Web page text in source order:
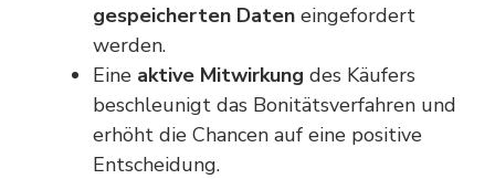
gespeicherten Daten eingefordert
werden.
Eine aktive Mitwirkung des Käufers
beschleunigt das Bonitätsverfahren und
erhöht die Chancen auf eine positive
Entscheidung.